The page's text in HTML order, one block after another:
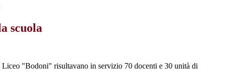
scuola
"Bodoni" risultavano in servizio 70 docenti e 30 unità di